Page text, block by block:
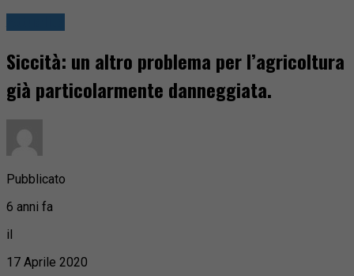
Siccità: un altro problema per l’agricoltura
già particolarmente danneggiata.
Pubblicato
6 anni fa
il
17 Aprile 2020